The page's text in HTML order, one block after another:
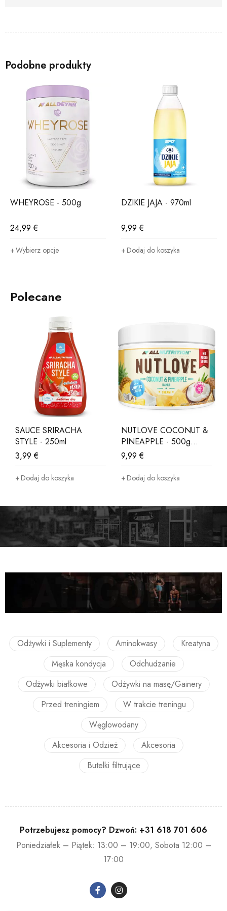
Podobne produkty
WHEYROSE - 500g
24,99€
Wybierz opcje
DZIKIE JAJA - 970ml
9,99€
Dodaj do koszyka
Polecane
SAUCE SRIRACHA
STYLE - 250ml
3,99€
Dodaj do koszyka
NUTLOVE COCONUT &
PINEAPPLE - 500g
LIMITED EDITION
9,99€
Dodaj do koszyka
Odżywki i Suplementy Aminokwasy
Kreatyna
Męska kondycja
Odchudzanie
Odżywki białkowe
Odżywki na masę/Gainery
Przed treningiem
W trakcie treningu
Węglowodany
Akcesoria i Odzież
Akcesoria
Butelki filtrujące
Potrzebujesz pomocy? Dzwoń: +31 618 701 606
Poniedziałek – Piątek: 13:00 – 19:00, Sobota 12:00 –
17:00